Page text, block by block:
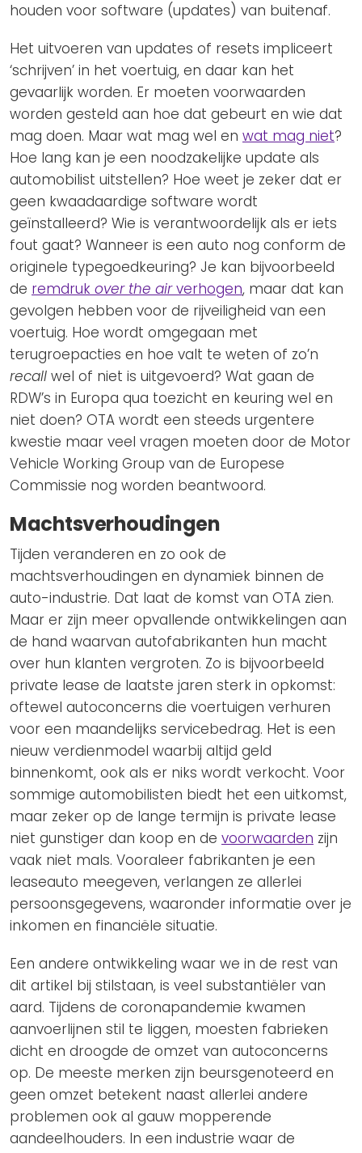
houden voor software (updates) van buitenaf.
Het uitvoeren van updates of resets impliceert
‘schrijven’ in het voertuig, en daar kan het
gevaarlijk worden. Er moeten voorwaarden
worden gesteld aan hoe dat gebeurt en wie dat
mag doen. Maar wat mag wel en wat mag niet?
Hoe lang kan je een noodzakelijke update als
automobilist uitstellen? Hoe weet je zeker dat er
geen kwaadaardige software wordt
geïnstalleerd? Wie is verantwoordelijk als er iets
fout gaat? Wanneer is een auto nog conform de
originele typegoedkeuring? Je kan bijvoorbeeld
de remdruk over the airverhogen, maar dat kan
gevolgen hebben voor de rijveiligheid van een
voertuig. Hoe wordt omgegaan met
terugroepacties en hoe valt te weten of zo’n
recall wel of niet is uitgevoerd? Wat gaan de
RDW’s in Europa qua toezicht en keuring wel en
niet doen? OTA wordt een steeds urgentere
kwestie maar veel vragen moeten door de Motor
Vehicle Working Group van de Europese
Commissie nog worden beantwoord.
Machtsverhoudingen
Tijden veranderen en zo ook de
machtsverhoudingen en dynamiek binnen de
auto-industrie. Dat laat de komst van OTA zien.
Maar er zijn meer opvallende ontwikkelingen aan
de hand waarvan autofabrikanten hun macht
over hun klanten vergroten. Zo is bijvoorbeeld
private lease de laatste jaren sterk in opkomst:
oftewel autoconcerns die voertuigen verhuren
voor een maandelijks servicebedrag. Het is een
nieuw verdienmodel waarbij altijd geld
binnenkomt, ook als er niks wordt verkocht. Voor
sommige automobilisten biedt het een uitkomst,
maar zeker op de lange termijn is private lease
niet gunstiger dan koop en de voorwaarden zijn
vaak niet mals. Vooraleer fabrikanten je een
leaseauto meegeven, verlangen ze allerlei
persoonsgegevens, waaronder informatie over je
inkomen en financiële situatie.
Een andere ontwikkeling waar we in de rest van
dit artikel bij stilstaan, is veel substantiëler van
aard. Tijdens de coronapandemie kwamen
aanvoerlijnen stil te liggen, moesten fabrieken
dicht en droogde de omzet van autoconcerns
op. De meeste merken zijn beursgenoteerd en
geen omzet betekent naast allerlei andere
problemen ook al gauw mopperende
aandeelhouders. In een industrie waar de